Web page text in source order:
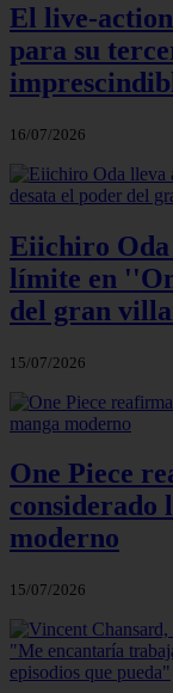
El live-
para su
16/07/2026
Eiichiro
límite en
del gran
15/07/2026
One Piece
considerado
moderno
15/07/2026